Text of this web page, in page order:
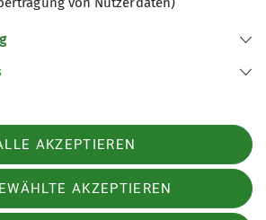
sehr erfahrenen
organisiert.
überwiegend im
ergänzen angebotene
Trainings unser
alle Mountainbiker
egal, ob E-Bike oder
AKZEPTIEREN
AKZEPTIEREN